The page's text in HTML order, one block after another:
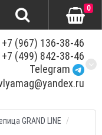
+7 (967) 136-38-46
+7 (499) 842-38-46
Telegram
0
GRAND LINE